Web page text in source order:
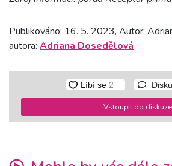
Publikováno: 16. 5. 2023, Autor:
autora: Adriana Dosedělová
Vstoupit do diskuze